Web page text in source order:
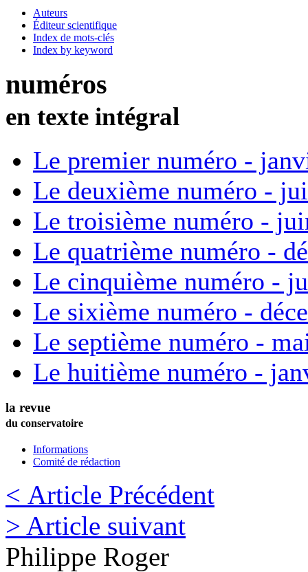
Auteurs
Éditeur scientifique
Index de mots-clés
Index by keyword
numéros
en texte intégral
Le premier numéro -
Le deuxième numéro -
Le troisième numéro -
Le quatrième numéro -
Le cinquième numéro -
Le sixième numéro -
Le septième numéro -
Le huitième numéro -
la revue
du conservatoire
Informations
Comité de rédaction
< Article Précédent
> Article suivant
Philippe Roger